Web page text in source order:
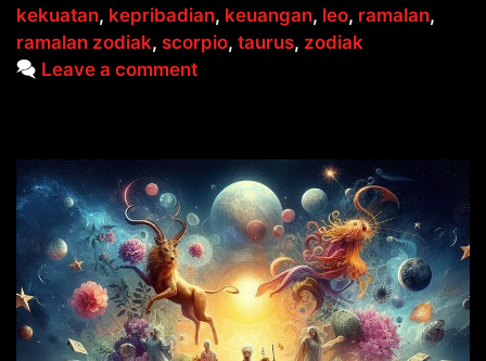
kekuatan, kepribadian, keuangan, leo, ramalan,
ramalan zodiak, scorpio, taurus, zodiak
Leave a comment